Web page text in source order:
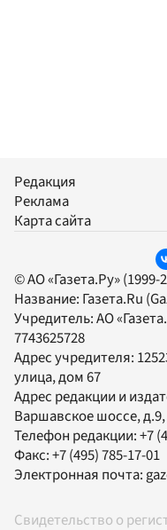
Редакция
Реклама
Карта сайта
© АО «Газета.Ру»
Название: Газета.Ru
Учредитель:АО
7743625728
Адрес учредителя:
улица, дом 67
Адрес редакции и
Варшавское шоссе,
Телефон редакции:+7
Факс:+7 (495) 785-17-01
Электронная почта:
Свидетельство о